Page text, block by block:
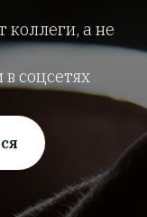
коллеги, а не
соцсетях